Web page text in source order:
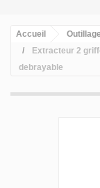
Accueil
Extracteur 2
debrayable